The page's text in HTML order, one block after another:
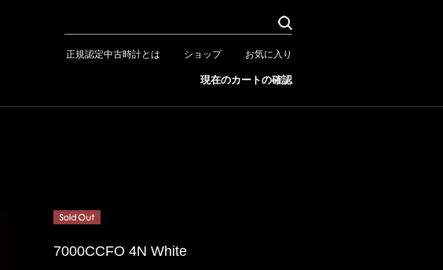
正規認定中古時計とは ショップ お気に入り
現在のカートの確認
7000CCFO 4N White